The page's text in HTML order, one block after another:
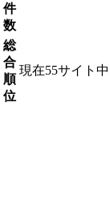
件
数
総
合
順
位
現在55サイト